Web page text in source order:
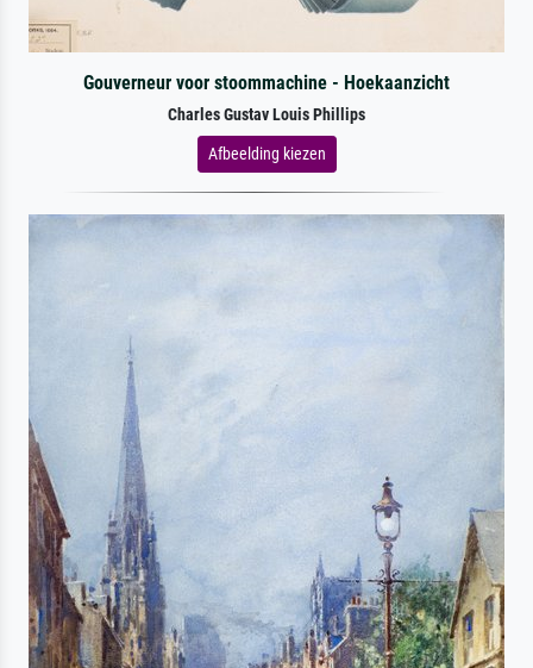
Gouverneur voor stoommachine - Hoekaanzicht
Charles Gustav Louis Phillips
Afbeelding kiezen